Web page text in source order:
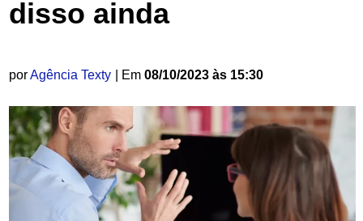
disso ainda
porAgência Texty | Em 08/10/2023 às 15:30